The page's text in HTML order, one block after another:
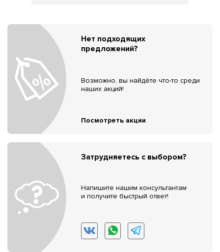
Нет подходящих
предложений?
Возможно, вы найдёте что-то среди
наших акций!
Посмотреть акции
Затрудняетесь с выбором?
Напишите нашим консультантам
и получите быстрый ответ!